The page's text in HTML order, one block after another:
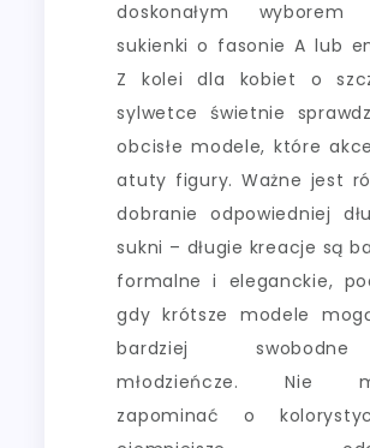
doskonałym wyborem
sukienki o fasonie A lub
Z kolei dla kobiet o
sylwetce świetnie
obcisłe modele, które
atuty figury. Ważne jest
dobranie odpowiedniej
sukni – długie kreacje są
formalne i eleganckie,
gdy krótsze modele
bardziej
młodzieńcze. Nie
zapominać o